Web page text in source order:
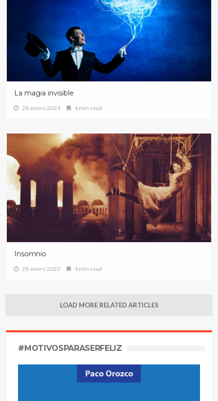
La magia invisible
28 enero 2024 4 min read
Insomnio
28 enero 2023 4 min read
LOAD MORE RELATED ARTICLES
#MOTIVOSPARASERFELIZ